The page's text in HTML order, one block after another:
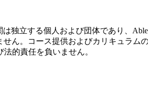
独立する個人および団体であり、
ん。コース提供およびカリキュラ
的責任を負いません。